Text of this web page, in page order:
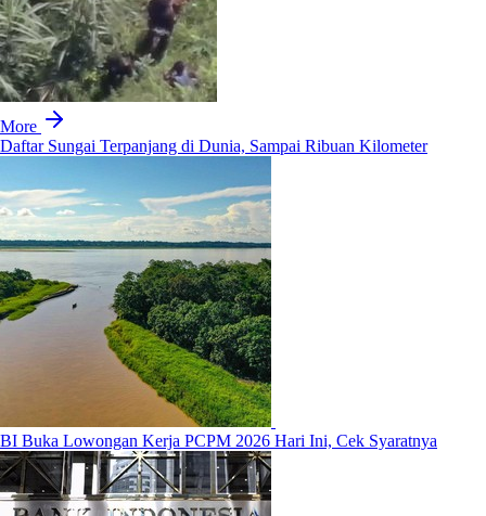
More
Daftar Sungai Terpanjang di Dunia, Sampai Ribuan Kilometer
BI Buka Lowongan Kerja PCPM 2026 Hari Ini, Cek Syaratnya